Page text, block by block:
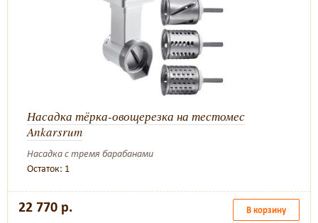
Насадка тёрка-овощерезка на тестомес
Ankarsrum
Насадка с тремя барабанами
Остаток: 1
22 770 р. В корзину